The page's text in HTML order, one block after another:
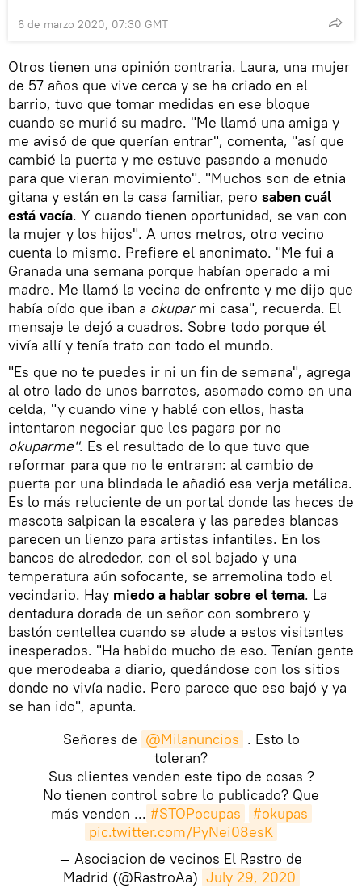
6 de marzo 2020, 07:30 GMT
Otros tienen una opinión contraria. Laura, una mujer
de 57 años que vive cerca y se ha criado en el
barrio, tuvo que tomar medidas en ese bloque
cuando se murió su madre. "Me llamó una amiga y
me avisó de que querían entrar", comenta, "así que
cambié la puerta y me estuve pasando a menudo
para que vieran movimiento". "Muchos son de etnia
gitana y están en la casa familiar, pero saben cuál
está vacía. Y cuando tienen oportunidad, se van con
la mujer y los hijos". A unos metros, otro vecino
cuenta lo mismo. Prefiere el anonimato. "Me fui a
Granada una semana porque habían operado a mi
madre. Me llamó la vecina de enfrente y me dijo que
había oído que iban a okuparmi casa", recuerda. El
mensaje le dejó a cuadros. Sobre todo porque él
vivía allí y tenía trato con todo el mundo.
"Es que no te puedes ir ni un fin de semana", agrega
al otro lado de unos barrotes, asomado como en una
celda, "y cuando vine y hablé con ellos, hasta
intentaron negociar que les pagara por no
okuparme". Es el resultado de lo que tuvo que
reformar para que no le entraran: al cambio de
puerta por una blindada le añadió esa verja metálica.
Es lo más reluciente de un portal donde las heces de
mascota salpican la escalera y las paredes blancas
parecen un lienzo para artistas infantiles. En los
bancos de alrededor, con el sol bajado y una
temperatura aún sofocante, se arremolina todo el
vecindario. Hay miedo a hablar sobre el tema. La
dentadura dorada de un señor con sombrero y
bastón centellea cuando se alude a estos visitantes
inesperados. "Ha habido mucho de eso. Tenían gente
que merodeaba a diario, quedándose con los sitios
donde no vivía nadie. Pero parece que eso bajó y ya
se han ido", apunta.
Señores de @Milanuncios . Esto lo
toleran?
Sus clientes venden este tipo de cosas ?
No tienen control sobre lo publicado? Que
más venden ... #STOPocupas
#okupas
pic.twitter.com/PyNei08esK
— Asociacion de vecinos El Rastro de
Madrid (@RastroAa) July 29, 2020